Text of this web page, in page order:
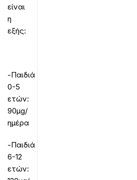
είναι
η
εξής:
-Παιδιά
0-5
ετών:
90μg/
ημέρα
-Παιδιά
6-12
ετών: